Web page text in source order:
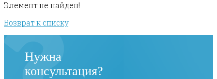
Элемент не найден!
Возврат к списку
Нужна
консультация?